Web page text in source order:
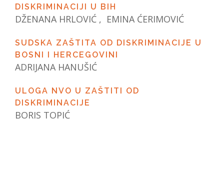
DISKRIMINACIJI U BIH
DŽENANA HRLOVIĆ , EMINA ĆERIMOVIĆ
SUDSKA ZAŠTITA OD DISKRIMINACIJE U
BOSNI I HERCEGOVINI
ADRIJANA HANUŠIĆ
ULOGA NVO U ZAŠTITI OD
DISKRIMINACIJE
BORIS TOPIĆ